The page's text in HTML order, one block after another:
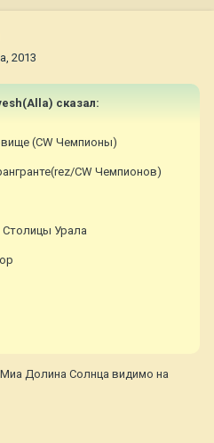
2013
сказал:
(CW Чемпионы)
CW Чемпионов)
Урала
Долина Солнца видимо на